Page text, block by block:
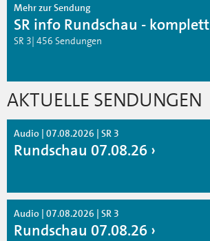
Mehr zur Sendung
SR info Rundschau - komplett
SR 3| 456 Sendungen
AKTUELLE SENDUNGEN
Audio | 07.08.2026 | SR 3
Rundschau 07.08.26
Audio | 07.08.2026 | SR 3
Rundschau 07.08.26